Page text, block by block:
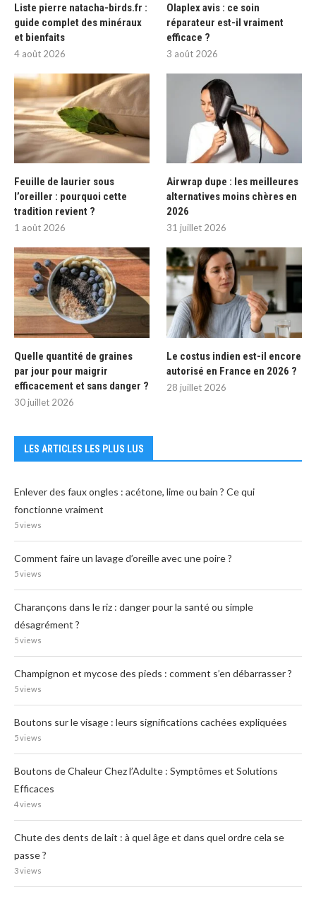
Liste pierre natacha-birds.fr :
guide complet des minéraux
et bienfaits
4 août 2026
Olaplex avis : ce soin
réparateur est-il vraiment
efficace ?
3 août 2026
Feuille de laurier sous
l’oreiller : pourquoi cette
tradition revient ?
1 août 2026
Airwrap dupe : les meilleures
alternatives moins chères en
2026
31 juillet 2026
Quelle quantité de graines
par jour pour maigrir
efficacement et sans danger ?
30 juillet 2026
Le costus indien est-il encore
autorisé en France en 2026 ?
28 juillet 2026
LES ARTICLES LES PLUS LUS
Enlever des faux ongles : acétone, lime ou bain ? Ce qui
fonctionne vraiment
5 views
Comment faire un lavage d’oreille avec une poire ?
5 views
Charançons dans le riz : danger pour la santé ou simple
désagrément ?
5 views
Champignon et mycose des pieds : comment s’en débarrasser ?
5 views
Boutons sur le visage : leurs significations cachées expliquées
5 views
Boutons de Chaleur Chez l’Adulte : Symptômes et Solutions
Efficaces
4 views
Chute des dents de lait : à quel âge et dans quel ordre cela se
passe ?
3 views